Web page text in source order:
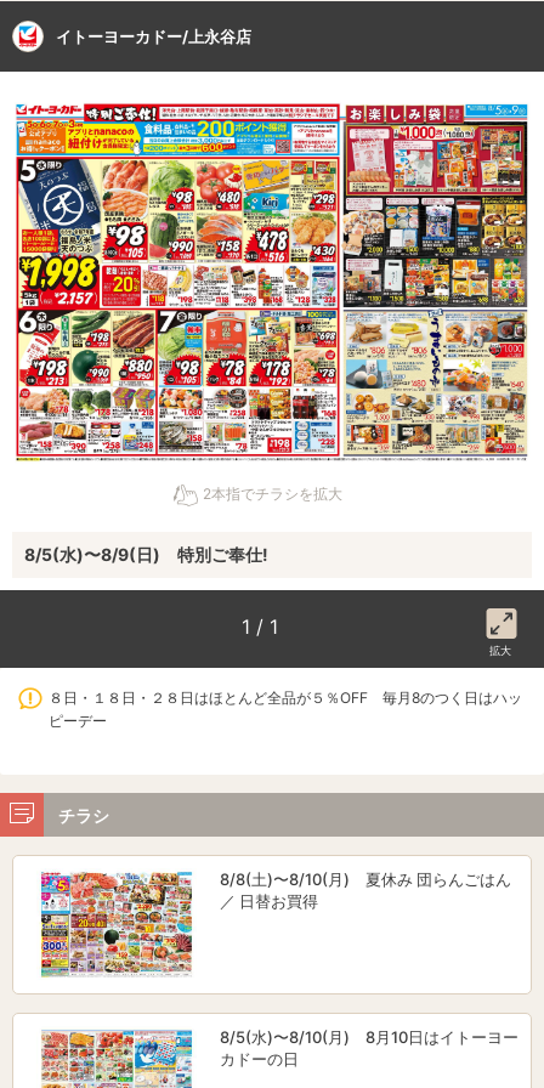
イトーヨーカドー/上永谷店
2本指でチラシを拡大
8/5(水)〜8/9(日) 特別ご奉仕!
1 / 1
拡大
８日・１８日・２８日はほとんど全品が５％OFF 毎月8のつく日はハッ
ピーデー
チラシ
8/8(土)〜8/10(月) 夏休み 団らんごはん
／ 日替お買得
8/5(水)〜8/10(月) 8月10日はイトーヨー
カドーの日